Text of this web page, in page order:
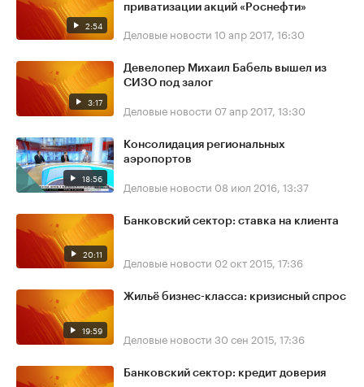
2:54
приватизации акций «Роснефти»
Деловые новости 10 апр 2017, 16:30
3:17
Девелопер Михаил Бабель вышел из
СИЗО под залог
Деловые новости 07 апр 2017, 13:30
18:56
Консолидация региональных
аэропортов
Деловые новости 08 июл 2016, 13:37
20:11
Банковский сектор: ставка на клиента
Деловые новости 02 окт 2015, 17:36
19:59
Жильё бизнес-класса: кризисный спрос
Деловые новости 30 сен 2015, 17:36
Банковский сектор: кредит доверия